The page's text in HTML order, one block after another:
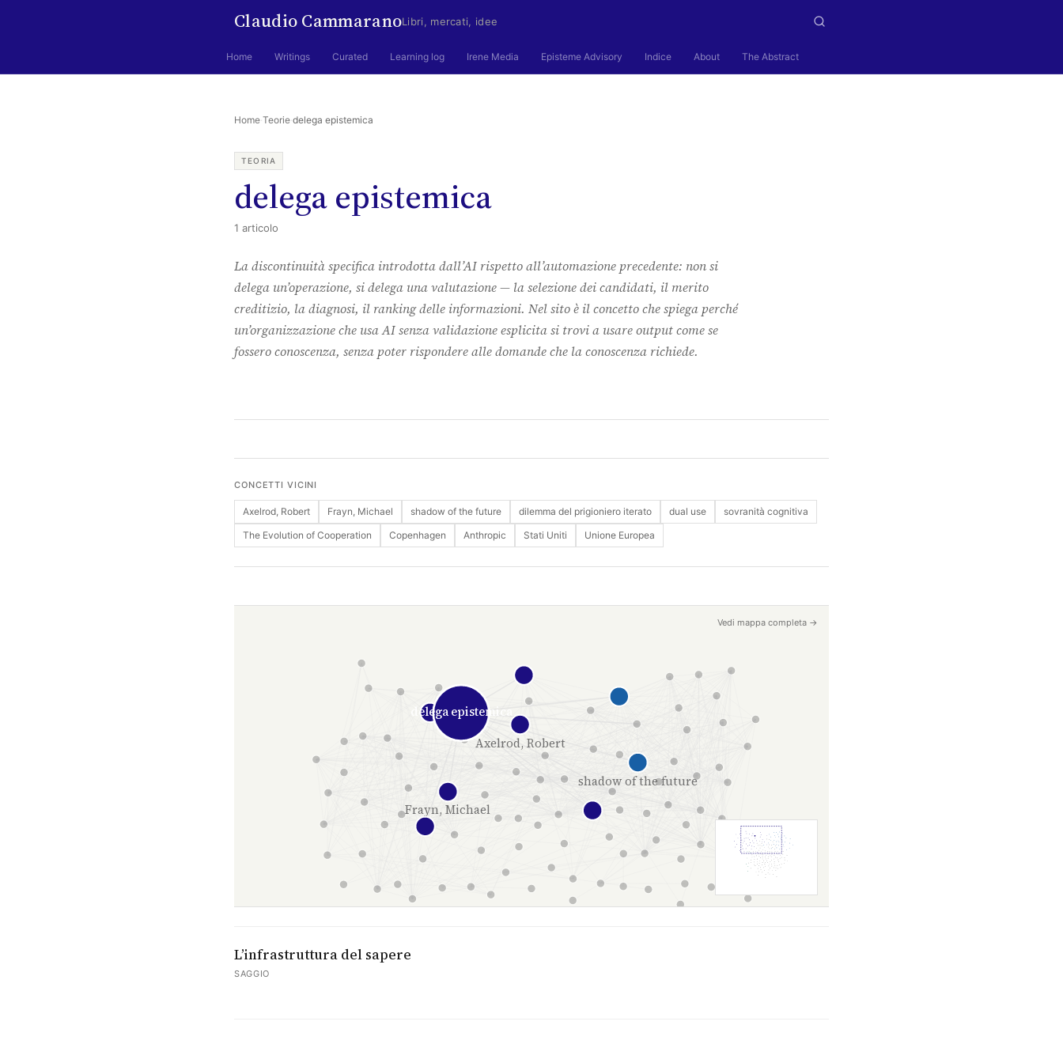
Claudio CammaranoLibri, mercati, idee
Home Writings Curated Learning log Irene Media Episteme Advisory Indice About The Abstract
Home·Teorie·delega epistemica
TEORIA
delega epistemica
1 articolo
La discontinuità specifica introdotta dall’AI rispetto all’automazione precedente: non si
delega un’operazione, si delega una valutazione — la selezione dei candidati, il merito
creditizio, la diagnosi, il ranking delle informazioni. Nel sito è il concetto che spiega perché
un’organizzazione che usa AI senza validazione esplicita si trovi a usare output come se
fossero conoscenza, senza poter rispondere alle domande che la conoscenza richiede.
CONCETTI VICINI
Axelrod, Robert Frayn, Michael shadow of the future dilemma del prigioniero iterato dual use
sovranità cognitiva
The Evolution of Cooperation
Copenhagen Anthropic Stati Uniti Unione Europea
Axelrod, Robert
Frayn, Michael
shadow of the future
delega epistemica
Vedi mappa completa →
L’infrastruttura del sapere
SAGGIO